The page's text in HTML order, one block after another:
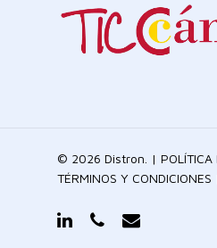
© 2026 Distron. | POLÍTICA
TÉRMINOS Y CONDICIONES
linkedinphoneemail